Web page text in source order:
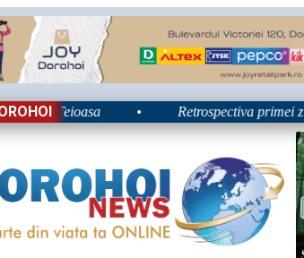
Teioasa Retrospectiva primei zile